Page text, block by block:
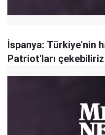
İspanya: Türkiye'nin
Patriot'ları çekebiliriz